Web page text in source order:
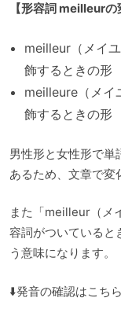
【形容詞 meilleurの
meilleur（メ
飾するときの形
meilleure（
飾するときの形
男性形と女性形で単
あるため、文章で変
また「meilleur（メ
容詞がついていると
う意味になります。
⬇️発音の確認はこち